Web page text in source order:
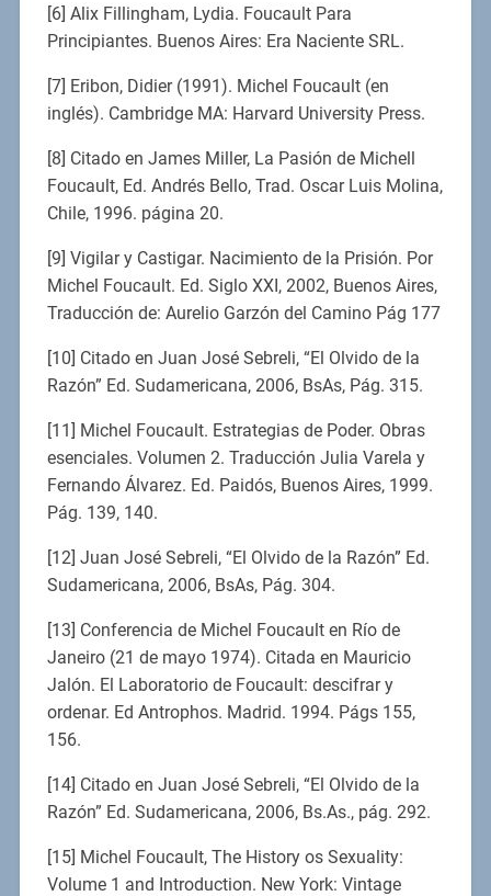
[6] Alix Fillingham, Lydia. Foucault Para
Principiantes. Buenos Aires: Era Naciente SRL.
[7] Eribon, Didier (1991). Michel Foucault (en
inglés). Cambridge MA: Harvard University Press.
[8] Citado en James Miller, La Pasión de Michell
Foucault, Ed. Andrés Bello, Trad. Oscar Luis Molina,
Chile, 1996. página 20.
[9] Vigilar y Castigar. Nacimiento de la Prisión. Por
Michel Foucault. Ed. Siglo XXI, 2002, Buenos Aires,
Traducción de: Aurelio Garzón del Camino Pág 177
[10] Citado en Juan José Sebreli, “El Olvido de la
Razón” Ed. Sudamericana, 2006, BsAs, Pág. 315.
[11] Michel Foucault. Estrategias de Poder. Obras
esenciales. Volumen 2. Traducción Julia Varela y
Fernando Álvarez. Ed. Paidós, Buenos Aires, 1999.
Pág. 139, 140.
[12] Juan José Sebreli, “El Olvido de la Razón” Ed.
Sudamericana, 2006, BsAs, Pág. 304.
[13] Conferencia de Michel Foucault en Río de
Janeiro (21 de mayo 1974). Citada en Mauricio
Jalón. El Laboratorio de Foucault: descifrar y
ordenar. Ed Antrophos. Madrid. 1994. Págs 155,
156.
[14] Citado en Juan José Sebreli, “El Olvido de la
Razón” Ed. Sudamericana, 2006, Bs.As., pág. 292.
[15] Michel Foucault, The History os Sexuality:
Volume 1 and Introduction. New York: Vintage